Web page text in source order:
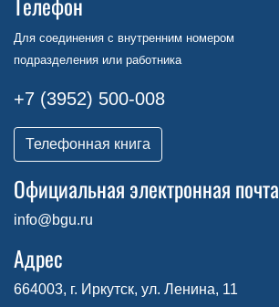
Для соединения с внутренним номером
подразделения или работника
+7 (3952) 500-008
Телефонная книга
Официальная электронная почта
info@bgu.ru
Адрес
664003, г. Иркутск, ул. Ленина, 11